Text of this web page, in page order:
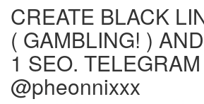
CREATE BLACK
( GAMBLING! )
1 SEO.
@pheonnixxx